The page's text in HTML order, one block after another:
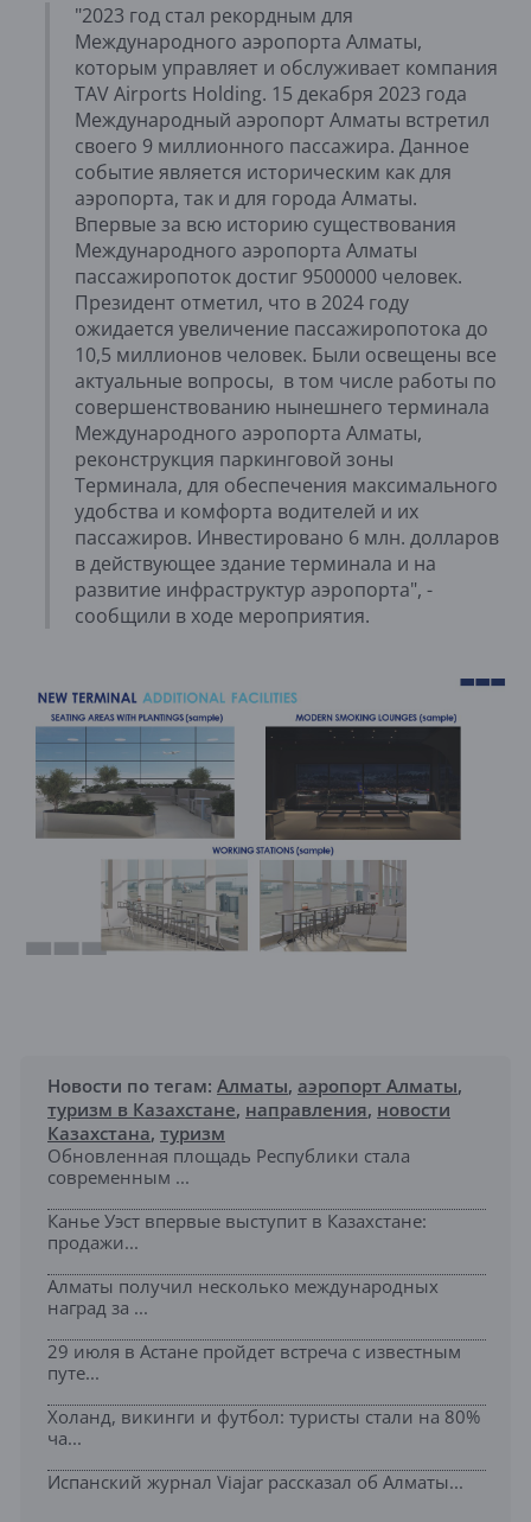
"2023 год стал рекордным для
Международного аэропорта Алматы,
которым управляет и обслуживает компания
TAV Airports Holding. 15 декабря 2023 года
Международный аэропорт Алматы встретил
своего 9 миллионного пассажира. Данное
событие является историческим как для
аэропорта, так и для города Алматы.
Впервые за всю историю существования
Международного аэропорта Алматы
пассажиропоток достиг 9500000 человек.
Президент отметил, что в 2024 году
ожидается увеличение пассажиропотока до
10,5 миллионов человек. Были освещены все
актуальные вопросы, в том числе работы по
совершенствованию нынешнего терминала
Международного аэропорта Алматы,
реконструкция паркинговой зоны
Терминала, для обеспечения максимального
удобства и комфорта водителей и их
пассажиров. Инвестировано 6 млн. долларов
в действующее здание терминала и на
развитие инфраструктур аэропорта", -
сообщили в ходе мероприятия.
Новости по тегам: Алматы, аэропорт Алматы,
туризм в Казахстане, направления, новости
Казахстана, туризм
Обновленная площадь Республики стала
современным ...
Канье Уэст впервые выступит в Казахстане:
продажи...
Алматы получил несколько международных
наград за ...
29 июля в Астане пройдет встреча с известным
путе...
Холанд, викинги и футбол: туристы стали на 80%
ча...
Испанский журнал Viajar рассказал об Алматы...